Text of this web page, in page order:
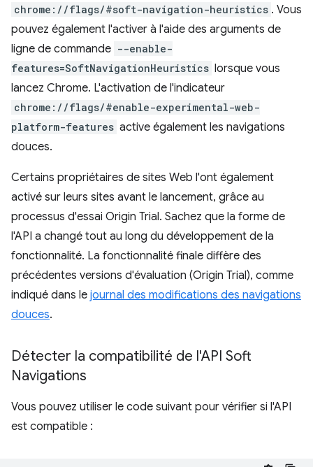
chrome://flags/#soft-navigation-heuristics . Vous
pouvez également l'activer à l'aide des arguments de
ligne de commande --enable-
features=SoftNavigationHeuristics lorsque vous
lancez Chrome. L'activation de l'indicateur
chrome://flags/#enable-experimental-web-
platform-features active également les navigations
douces.
Certains propriétaires de sites Web l'ont également
activé sur leurs sites avant le lancement, grâce au
processus d'essai Origin Trial. Sachez que la forme de
l'API a changé tout au long du développement de la
fonctionnalité. La fonctionnalité finale diffère des
précédentes versions d'évaluation (Origin Trial), comme
indiqué dans le journal des modifications des navigations
douces.
Détecter la compatibilité de l'API Soft
Navigations
Vous pouvez utiliser le code suivant pour vérifier si l'API
est compatible :